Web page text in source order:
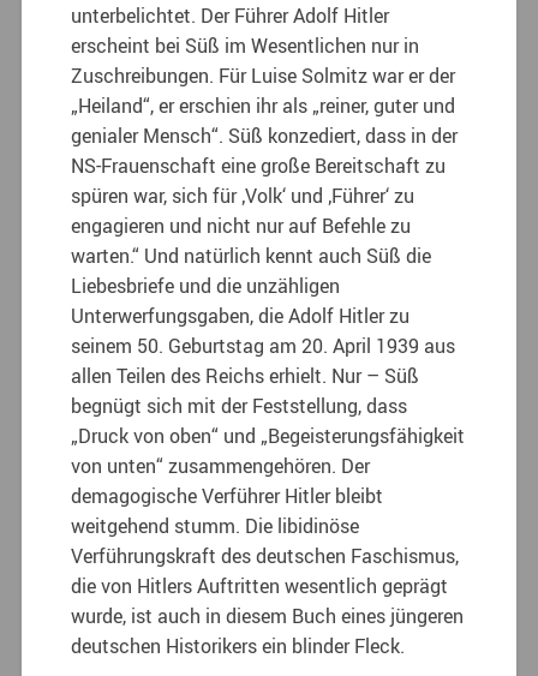
unterbelichtet. Der Führer Adolf Hitler
erscheint bei Süß im Wesentlichen nur in
Zuschreibungen. Für Luise Solmitz war er der
„Heiland“, er erschien ihr als „reiner, guter und
genialer Mensch“. Süß konzediert, dass in der
NS-Frauenschaft eine große Bereitschaft zu
spüren war, sich für ‚Volk‘ und ‚Führer‘ zu
engagieren und nicht nur auf Befehle zu
warten.“ Und natürlich kennt auch Süß die
Liebesbriefe und die unzähligen
Unterwerfungsgaben, die Adolf Hitler zu
seinem 50. Geburtstag am 20. April 1939 aus
allen Teilen des Reichs erhielt. Nur – Süß
begnügt sich mit der Feststellung, dass
„Druck von oben“ und „Begeisterungsfähigkeit
von unten“ zusammengehören. Der
demagogische Verführer Hitler bleibt
weitgehend stumm. Die libidinöse
Verführungskraft des deutschen Faschismus,
die von Hitlers Auftritten wesentlich geprägt
wurde, ist auch in diesem Buch eines jüngeren
deutschen Historikers ein blinder Fleck.